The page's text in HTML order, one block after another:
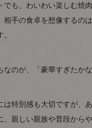
でも、わいわい楽しむ焼
相手の食卓を想像するの
なのが、「豪華すぎたか
は特別感も大切ですが、
、親しい親族や普段から